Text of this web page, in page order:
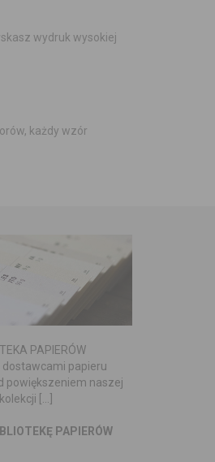
wydruk wysokiej
każdy wzór
PAPIERÓW
dostawcami papieru
powiększeniem naszej
kolekcji [...]
PAPIERÓW